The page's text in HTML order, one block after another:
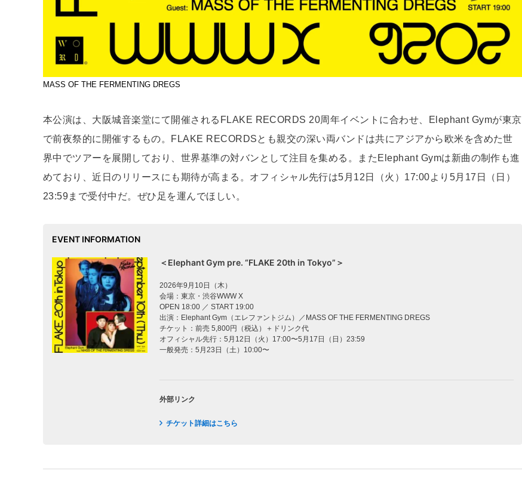
MASS OF THE FERMENTING DREGS
本公演は、大阪城音楽堂にて開催されるFLAKE RECORDS 20周年イベントに合わせ、Elephant Gymが東京
で前夜祭的に開催するもの。FLAKE RECORDSとも親交の深い両バンドは共にアジアから欧米を含めた世
界中でツアーを展開しており、世界基準の対バンとして注目を集める。またElephant Gymは新曲の制作も進
めており、近日のリリースにも期待が高まる。オフィシャル先行は5月12日（火）17:00より5月17日（日）
23:59まで受付中だ。ぜひ足を運んでほしい。
EVENT INFORMATION
＜Elephant Gym pre. “FLAKE 20th in Tokyo”＞
2026年9月10日（木）
会場：東京・渋谷WWW X
OPEN 18:00 ／ START 19:00
出演：Elephant Gym（エレファントジム）／MASS OF THE FERMENTING DREGS
チケット：前売 5,800円（税込）＋ドリンク代
オフィシャル先行：5月12日（火）17:00〜5月17日（日）23:59
一般発売：5月23日（土）10:00〜
外部リンク
チケット詳細はこちら